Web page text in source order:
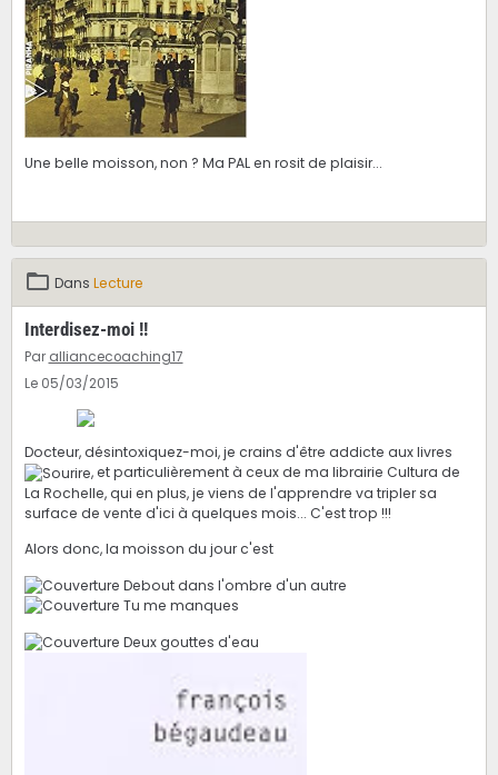
Une belle moisson, non ? Ma PAL en rosit de plaisir...
Dans Lecture
Interdisez-moi !!
Par alliancecoaching17
Le 05/03/2015
Docteur, désintoxiquez-moi, je crains d'être addicte aux livres
, et particulièrement à ceux de ma librairie Cultura de
La Rochelle, qui en plus, je viens de l'apprendre va tripler sa
surface de vente d'ici à quelques mois... C'est trop !!!
Alors donc, la moisson du jour c'est